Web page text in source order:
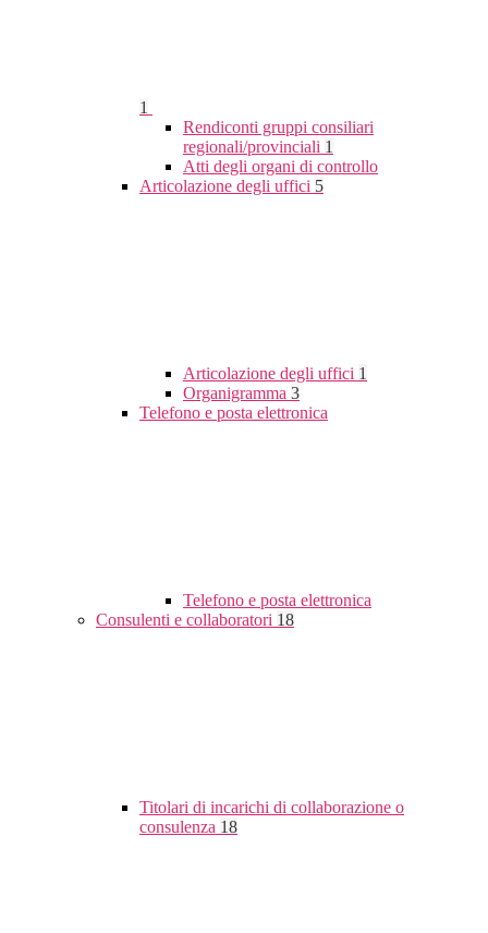
1
Rendiconti gruppi consiliari
regionali/provinciali 1
Atti degli organi di controllo
Articolazione degli uffici 5
Articolazione degli uffici 1
Organigramma 3
Telefono e posta elettronica
Telefono e posta elettronica
Consulenti e collaboratori 18
Titolari di incarichi di collaborazione o
consulenza 18